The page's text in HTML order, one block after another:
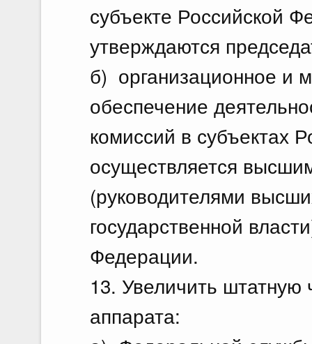
субъекте Российской
утверждаются
б) организационное и
обеспечение
комиссий в субъектах
осуществляется
(руководителями
государственной
Федерации.
13. Увеличить штатную
аппарата: